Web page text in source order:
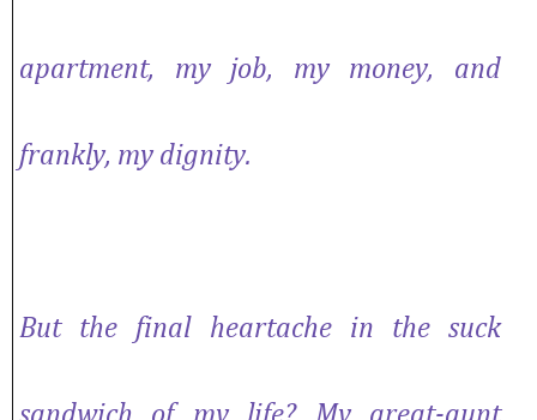
apartment, my job, my money, and
frankly, my dignity.
But the final heartache in the suck